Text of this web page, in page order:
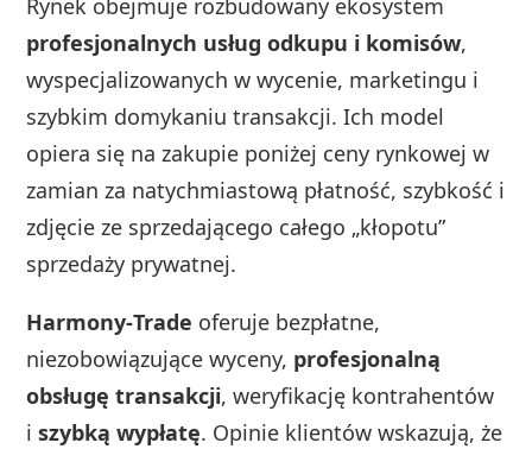
Rynek obejmuje rozbudowany ekosystem
profesjonalnych usług odkupu i komisów,
wyspecjalizowanych w wycenie, marketingu i
szybkim domykaniu transakcji. Ich model
opiera się na zakupie poniżej ceny rynkowej w
zamian za natychmiastową płatność, szybkość i
zdjęcie ze sprzedającego całego „kłopotu”
sprzedaży prywatnej.
Harmony‑Trade oferuje bezpłatne,
niezobowiązujące wyceny, profesjonalną
obsługę transakcji, weryfikację kontrahentów
iszybką wypłatę. Opinie klientów wskazują, że